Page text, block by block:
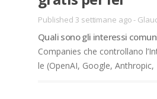
Published 3 settimane ago-
Qua­li sono gli in­te­res­si
Com­pa­nies che con­trol­la­no
le (Ope­nAI, Goo­gle, An­th­ro­pic,